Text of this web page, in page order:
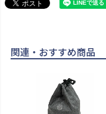
関連・おすすめ商品